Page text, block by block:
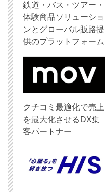
鉄道・バス・ツアー・
体験商品ソリューショ
ンとグローバル販路提
供のプラットフォーム
クチコミ最適化で売上
を最大化させるDX集
客パートナー